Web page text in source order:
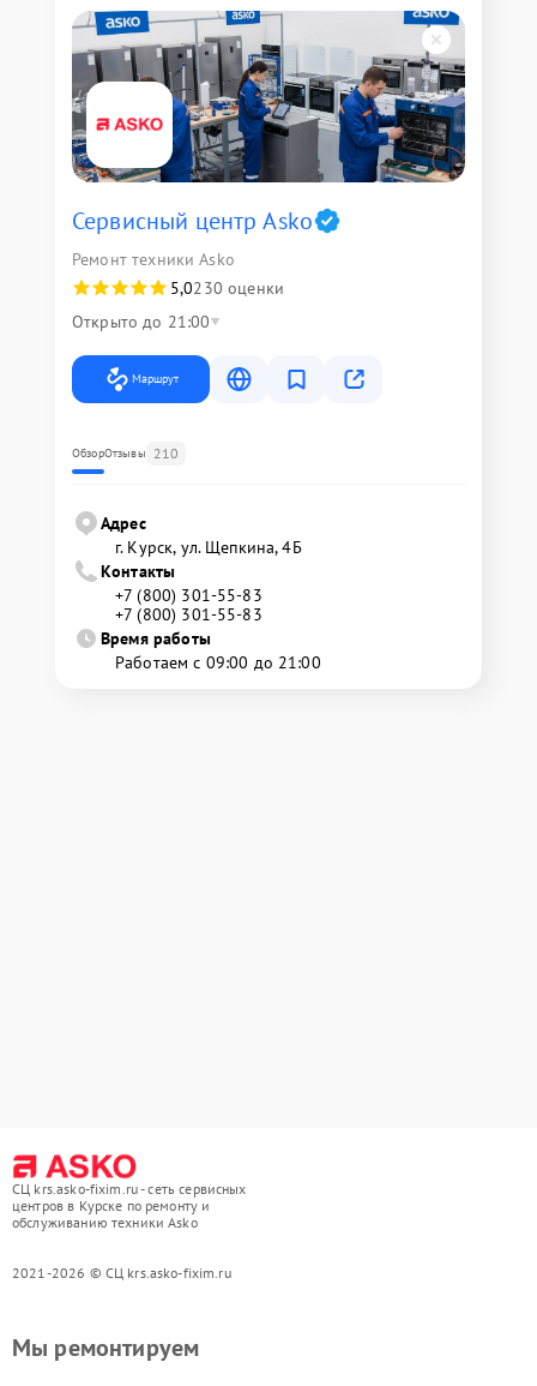
Сервисный центр Asko
Ремонт техники Asko
5,0230 оценки
Открыто до 21:00
Маршрут
ОбзорОтзывы 210
Адрес
г. Курск, ул. Щепкина, 4Б
Контакты
+7 (800) 301-55-83
+7 (800) 301-55-83
Время работы
Работаем с 09:00 до 21:00
СЦ krs.asko-fixim.ru - сеть сервисных
центров в Курске по ремонту и
обслуживанию техники Asko
2021-2026 © СЦ krs.asko-fixim.ru
Мы ремонтируем